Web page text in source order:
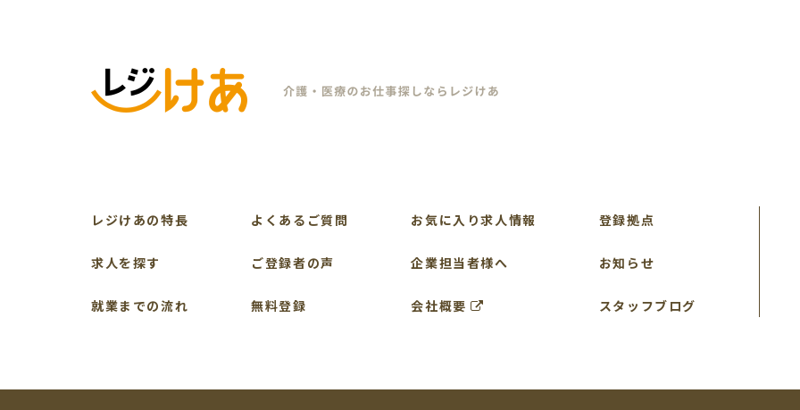
レジけあの特長
求人を探す
就業までの流れ
よくあるご質問
ご登録者の声
無料登録
お気に入り求人情報
企業担当者様へ
会社概要
登録拠点
お知らせ
スタッフブログ